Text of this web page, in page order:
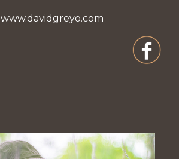
www.davidgreyo.com